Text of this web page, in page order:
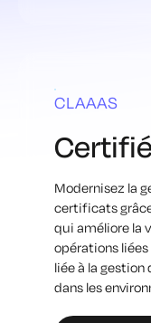
CLAAAS
Modernisez la
certificats
qui améliore la
opérations liées
liée à la
dans les